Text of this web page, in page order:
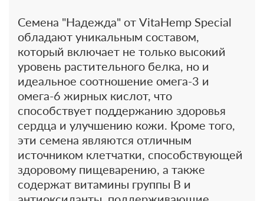
Семена "Надежда" от VitaHemp Special
обладают уникальным составом,
который включает не только высокий
уровень растительного белка, но и
идеальное соотношение омега-3 и
омега-6 жирных кислот, что
способствует поддержанию здоровья
сердца и улучшению кожи. Кроме того,
эти семена являются отличным
источником клетчатки, способствующей
здоровому пищеварению, а также
содержат витамины группы B и